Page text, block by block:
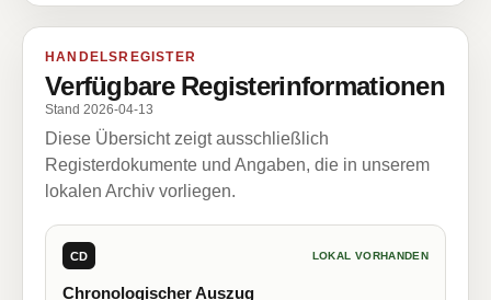
HANDELSREGISTER
Verfügbare Registerinformationen
Stand 2026-04-13
Diese Übersicht zeigt ausschließlich
Registerdokumente und Angaben, die in unserem
lokalen Archiv vorliegen.
CD LOKAL VORHANDEN
Chronologischer Auszug